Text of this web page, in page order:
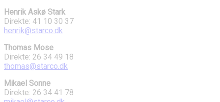
Henrik Askø Stark
Direkte: 41 10 30 37
henrik@starco.dk
Thomas Mose
Direkte: 26 34 49 18
thomas@starco.dk
Mikael Sonne
Direkte: 26 34 41 78